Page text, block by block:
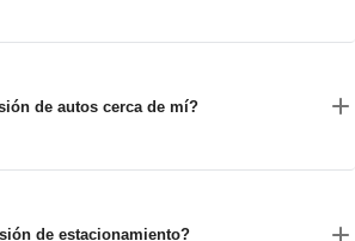
de autos cerca de mí?
de estacionamiento?